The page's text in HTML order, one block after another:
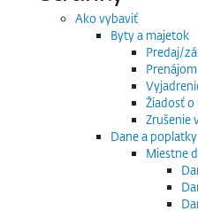
Ako vybaviť
Byty a majetok
Predaj/
Žiadosť
Zrušenie
Dane a poplatky
Miestne